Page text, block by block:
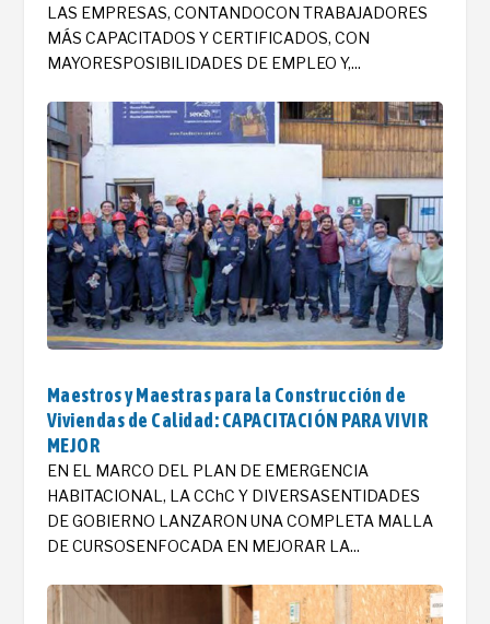
LAS EMPRESAS, CONTANDOCON TRABAJADORES
MÁS CAPACITADOS Y CERTIFICADOS, CON
MAYORESPOSIBILIDADES DE EMPLEO Y,...
Maestros y Maestras para la Construcción de
Viviendas de Calidad: CAPACITACIÓN PARA VIVIR
MEJOR
EN EL MARCO DEL PLAN DE EMERGENCIA
HABITACIONAL, LA CChC Y DIVERSASENTIDADES
DE GOBIERNO LANZARON UNA COMPLETA MALLA
DE CURSOSENFOCADA EN MEJORAR LA...